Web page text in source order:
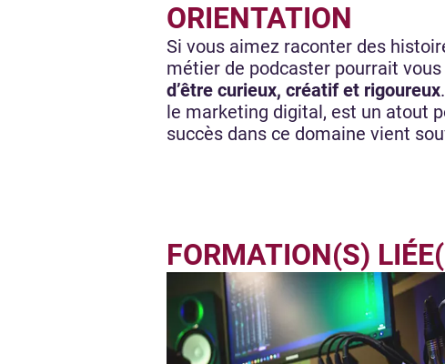
ORIENTATION
Si vous aimez raconter des
métier de podcaster pourrait
d’être curieux, créatif et rigoureux
le marketing digital, est un atout
succès dans ce domaine vient
FORMATION(S)